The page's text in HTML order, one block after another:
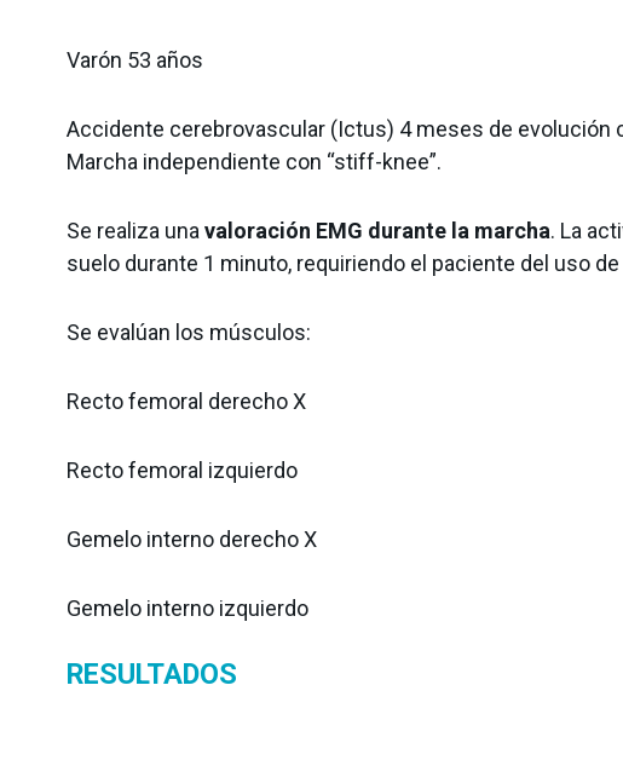
Varón 53 años
Accidente cerebrovascular (Ictus) 4 meses de evolución
Marcha independiente con “stiff-knee”.
Se realiza unavaloración EMG durante la marcha. La
suelo durante 1 minuto, requiriendo el paciente del uso
Se evalúan los músculos:
Recto femoral derecho X
Recto femoral izquierdo
Gemelo interno derecho X
Gemelo interno izquierdo
RESULTADOS